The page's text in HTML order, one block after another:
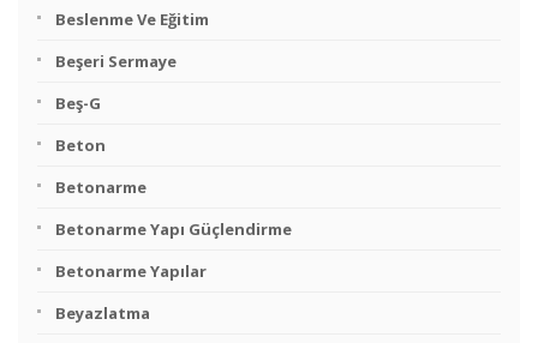
Beslenme Ve Eğitim
Beşeri Sermaye
Beş-G
Beton
Betonarme
Betonarme Yapı Güçlendirme
Betonarme Yapılar
Beyazlatma